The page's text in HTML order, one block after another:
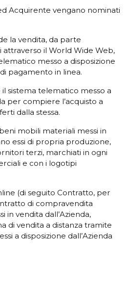
Acquirente vengano nominati
la vendita, da parte
attraverso il World Wide Web,
messo a disposizione
pagamento in linea.
sistema telematico messo a
per compiere l’acquisto a
dalla stessa.
mobili materiali messi in
essi di propria produzione,
terzi, marchiati in ogni
e con i logotipi
(di seguito Contratto, per
di compravendita
in vendita dall’Azienda,
di vendita a distanza tramite
a disposizione dall’Azienda